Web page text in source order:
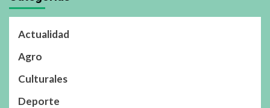
Actualidad
Agro
Culturales
Deporte